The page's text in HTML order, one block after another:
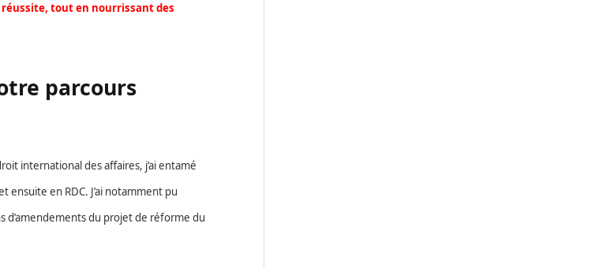
réussite, tout en nourrissant des
parcours
international des affaires, j’ai entamé
ensuite en RDC. J’ai notamment pu
d’amendements du projet de réforme du